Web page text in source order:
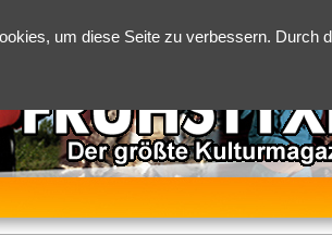
um diese Seite zu verbessern.